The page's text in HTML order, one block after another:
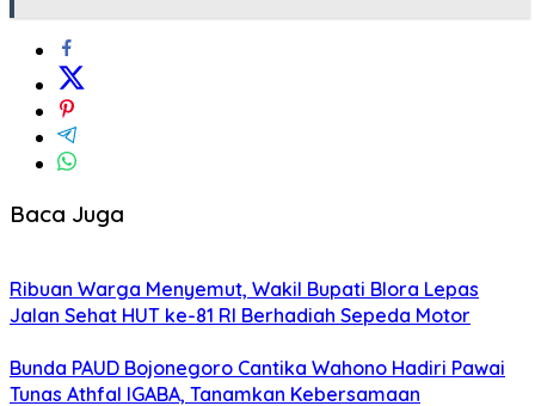
Baca Juga
Ribuan Warga Menyemut, Wakil Bupati Blora Lepas
Jalan Sehat HUT ke-81 RI Berhadiah Sepeda Motor
Bunda PAUD Bojonegoro Cantika Wahono Hadiri Pawai
Tunas Athfal IGABA, Tanamkan Kebersamaan